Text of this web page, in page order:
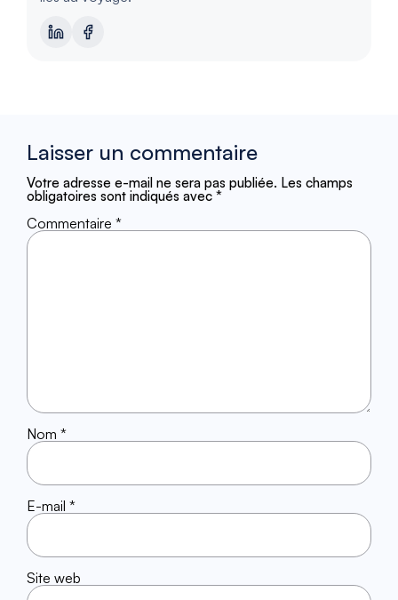
Laisser un commentaire
Votre adresse e-mail ne sera pas publiée. Les champs
obligatoires sont indiqués avec *
Commentaire *
Nom *
E-mail *
Site web